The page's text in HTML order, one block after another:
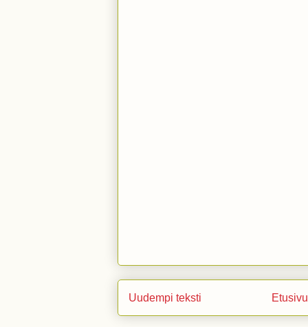
Uudempi teksti Etusivu